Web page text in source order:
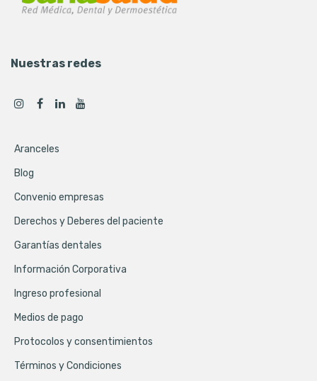
Nuestras redes
Aranceles
Blog
Convenio empresas
Derechos y Deberes del paciente
Garantías dentales
Información Corporativa
Ingreso profesional
Medios de pago
Protocolos y consentimientos
Términos y Condiciones